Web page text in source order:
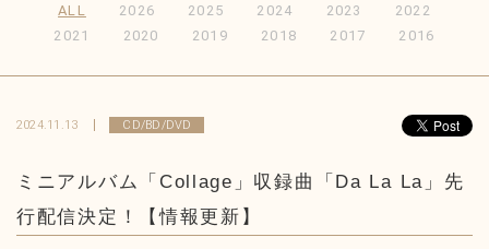
ALL 2026 2025 2024 2023
2022
2021
2020 2019 2018 2017 2016
2024.11.13 CD/BD/DVD
ミニアルバム「Collage」収録曲「Da La La」先
行配信決定！【情報更新】